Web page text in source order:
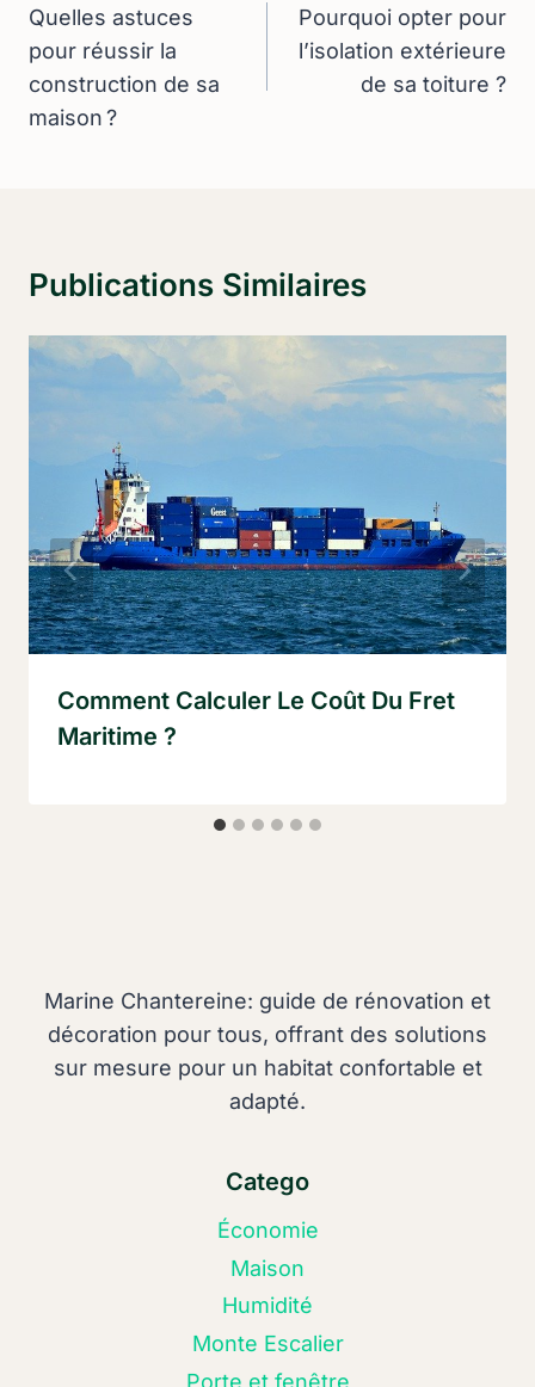
De
L’article
Quelles astuces
pour réussir la
construction de sa
maison ?
Pourquoi opter pour
l’isolation extérieure
de sa toiture ?
Publications Similaires
Comment Calculer Le Coût Du Fret
Maritime ?
Marine Chantereine: guide de rénovation et
décoration pour tous, offrant des solutions
sur mesure pour un habitat confortable et
adapté.
Catego
Économie
Maison
Humidité
Monte Escalier
Porte et fenêtre